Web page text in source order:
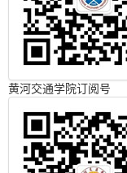
黄河交通学院订阅号